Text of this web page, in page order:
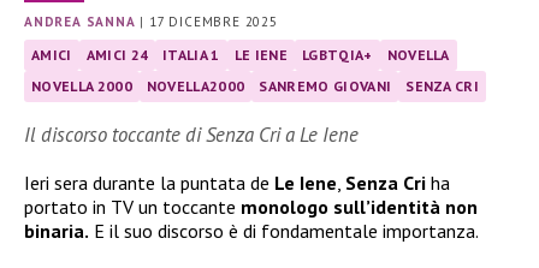
ANDREA SANNA | 17 DICEMBRE 2025
AMICI AMICI 24 ITALIA 1 LE IENE LGBTQIA+
NOVELLA
NOVELLA 2000
NOVELLA2000 SANREMO GIOVANI SENZA CRI
Il discorso toccante di Senza Cri a Le Iene
Ieri sera durante la puntata de Le Iene Senza Cri ha
portato in TV un toccante monologo sull’identità non
binaria. E il suo discorso è di fondamentale importanza.